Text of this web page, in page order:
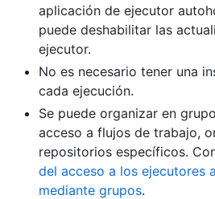
aplicación de ejecutor
puede deshabilitar las
ejecutor.
No es necesario tener una
cada ejecución.
Se puede organizar en
acceso a flujos de trabajo,
repositorios específicos.
del acceso a los ejecutores
mediante grupos.